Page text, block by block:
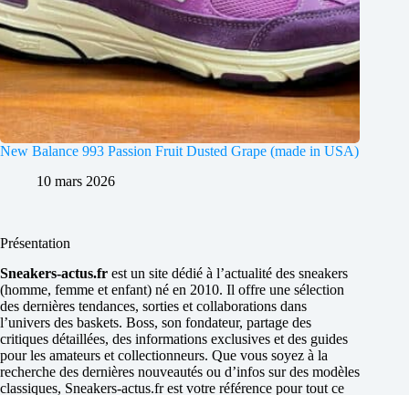
New Balance 993 Passion Fruit Dusted Grape (made in USA)
10 mars 2026
Présentation
Sneakers-actus.fr est un site dédié à l’actualité des sneakers
(homme, femme et enfant) né en 2010. Il offre une sélection
des dernières tendances, sorties et collaborations dans
l’univers des baskets. Boss, son fondateur, partage des
critiques détaillées, des informations exclusives et des guides
pour les amateurs et collectionneurs. Que vous soyez à la
recherche des dernières nouveautés ou d’infos sur des modèles
classiques, Sneakers-actus.fr est votre référence pour tout ce